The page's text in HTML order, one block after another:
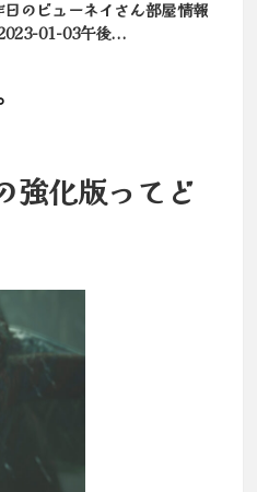
日のビューネイさん部屋情報
01-03午後...
強化版ってど